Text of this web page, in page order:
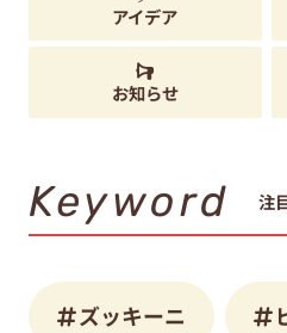
アイデア
お知らせ
Keyword 注
ズッキーニ